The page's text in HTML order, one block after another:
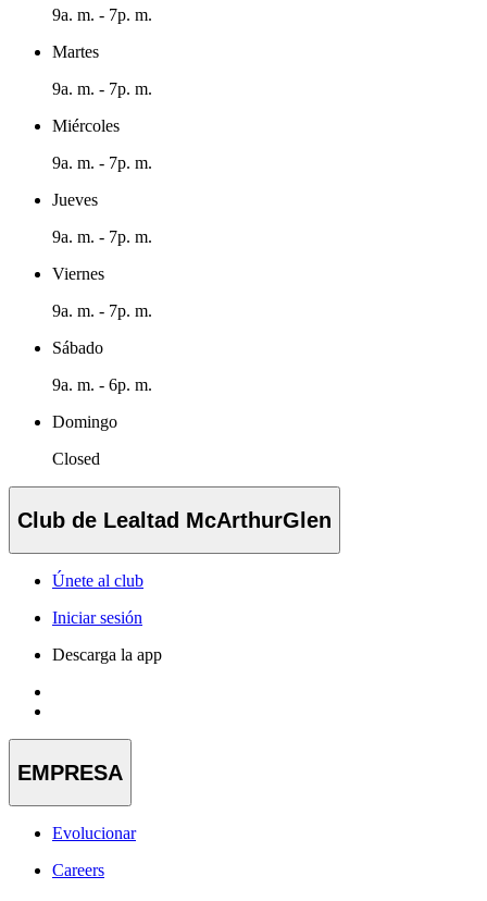
9a. m. - 7p. m.
Martes
9a. m. - 7p. m.
Miércoles
9a. m. - 7p. m.
Jueves
9a. m. - 7p. m.
Viernes
9a. m. - 7p. m.
Sábado
9a. m. - 6p. m.
Domingo
Closed
Club de Lealtad McArthurGlen
Únete al club
Iniciar sesión
Descarga la app
EMPRESA
Evolucionar
Careers